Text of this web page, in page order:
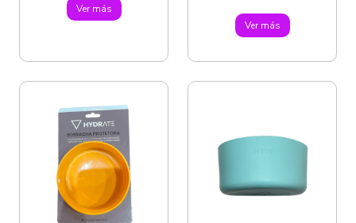
Ver más
Ver más